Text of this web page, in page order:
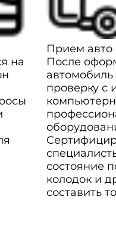
на
Прием авто
После
проверку с
состояние
колодок и
составить